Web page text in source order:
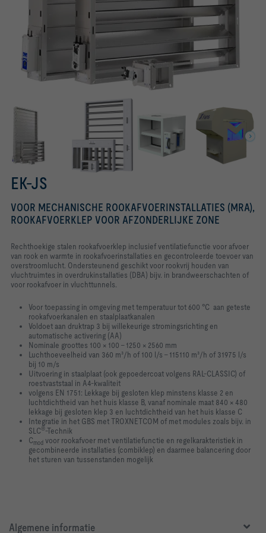
EK-JZ rookafvoerklep
CE-gecertificeerd volgens
EN12101-3
temperatuurcategorie F400
EK-JS
VOOR MECHANISCHE ROOKAFVOERINSTALLATIES (MRA),
ROOKAFVOERKLEP VOOR AFZONDERLIJKE ZONE
Rechthoekige stalen rookafvoerklep inclusief ventilatiefunctie voor afvoer
van rook en warmte in rookafvoerinstallaties en gecontroleerde toevoer van
overstroomlucht. Ondersteunend geschikt voor rookvrij houden van
vluchtruimtes in overdrukinstallaties (DBA) bijv. in brandweerschachten of
voor rookafvoer in vluchttunnels.
Voor toepassing in omgeving met temperatuur tot 600 °C aan geteste
rookafvoerkanalen en staalplaatkanalen
Voldoet aan druktrap 3 bij willekeurige stromingsrichting en
automatische activering (AA)
Nominale groottes 100 × 100 – 1250 × 2560 mm
Luchthoeveelheid van 360 m³/h of 100 l/s – 115110 m³/h of 31975 l/s
bij 10 m/s
Uitvoering in staalplaat (ook gepoedercoat volgens RAL-CLASSIC) of
roestvaststaal in A4-kwaliteit
volgens EN 1751: Lekkage bij gesloten klep minstens klasse 2 en
luchtdichtheid van het huis klasse B, vanaf nominale maat 840 × 480
lekkage bij gesloten klep 3 en luchtdichtheid van het huis klasse C
Integratie in het GBS met TROXNETCOM of met modules zoals bijv. in
SLC®-Technik
Cmod voor rookafvoer met ventilatiefunctie en regelkarakteristiek in
gecombineerde installaties (combiklep) en daarmee balancering door
het sturen van tussenstanden mogelijk
Algemene informatie